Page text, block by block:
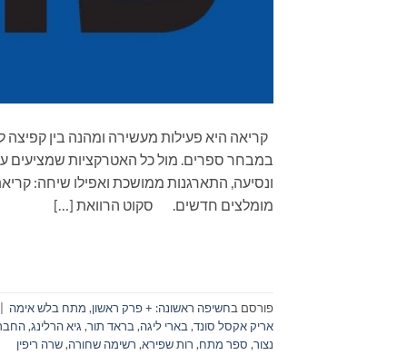
קריאה היא פעילות מעשירה ומהנה בין
במבחר ספרים. מול כל האטרקציות שמציעים
מומלצים חדשים. סקוט הרוואת […]
פורסם בחשיפה ראשונה: + פרק ראשון, מתח בלש אימה
אריק אקסל סונד, בארי ליגה, בראד תור, גיא הרלינג,
נצור, ספר מתח, רות שפירא, רשימה שחורה,שרה ריפין